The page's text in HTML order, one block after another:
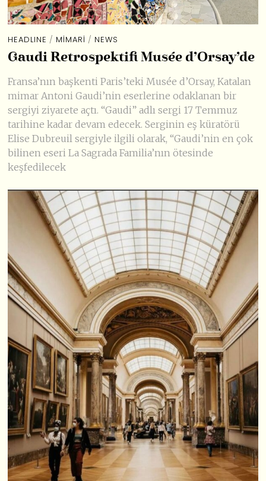
HEADLINE / MIMARI / NEWS
Gaudi Retrospektifi Musée d’Orsay’de
Fransa’nın başkenti Paris’teki Musée d’Orsay, Katalan
mimar Antoni Gaudi’nin eserlerine odaklanan bir
sergiyi ziyarete açtı. “Gaudi” adlı sergi 17 Temmuz
tarihine kadar devam edecek. Serginin eş küratörü
Elise Dubreuil sergiyle ilgili olarak, “Gaudi’nin en çok
bilinen eseri La Sagrada Familia’nın ötesinde
keşfedilecek